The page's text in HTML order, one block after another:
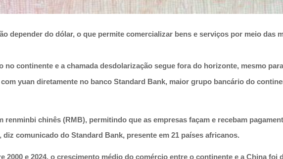
depender do dólar, o que permite comercializar bens e serviços por meio das
continente e a chamada desdolarização segue fora do horizonte, mesmo
yuan diretamente no banco Standard Bank, maior grupo bancário do
chinês (RMB), permitindo que as empresas façam e recebam
comunicado do Standard Bank, presente em 21 países africanos.
e 2024, o crescimento médio do comércio entre o continente e a China foi